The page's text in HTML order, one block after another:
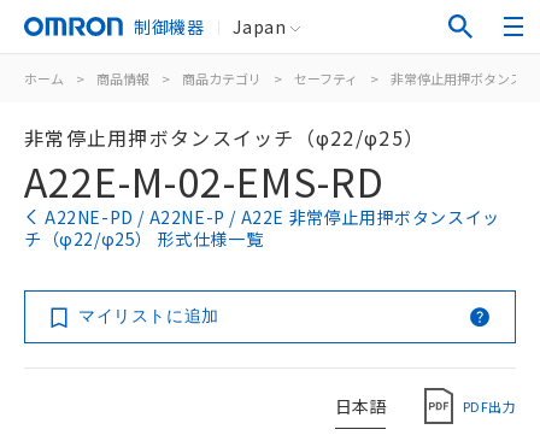
制御機器 Japan
ホーム > 商品情報 > 商品カテゴリ > セーフティ > 非常停止用押ボタンスイ
非常停止用押ボタンスイッチ（φ22/φ25）
A22E-M-02-EMS-RD
A22NE-PD / A22NE-P / A22E 非常停止用押ボタンスイッ
チ（φ22/φ25） 形式仕様一覧
マイリストに追加
日本語 PDF出力